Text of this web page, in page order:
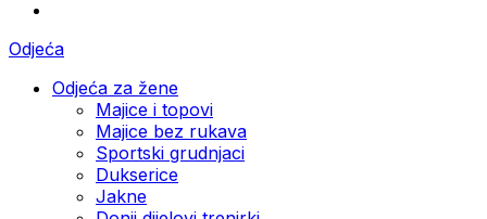
Odjeća
Odjeća za žene
Majice i topovi
Majice bez rukava
Sportski grudnjaci
Dukserice
Jakne